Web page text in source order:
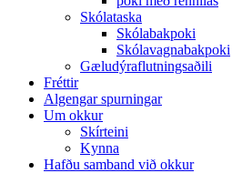
Skólataska
Skólabakpoki
Skólavagnabakpoki
Gæludýraflutningsaðili
Fréttir
Algengar spurningar
Um okkur
Skírteini
Kynna
Hafðu samband við okkur